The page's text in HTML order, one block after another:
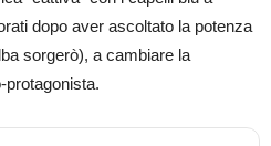
dopo aver ascoltato la potenza
sorgerò), a cambiare la
protagonista.